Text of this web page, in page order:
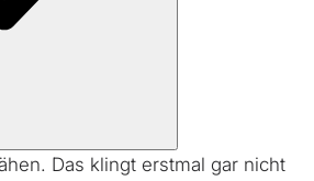
Das klingt erstmal gar nicht